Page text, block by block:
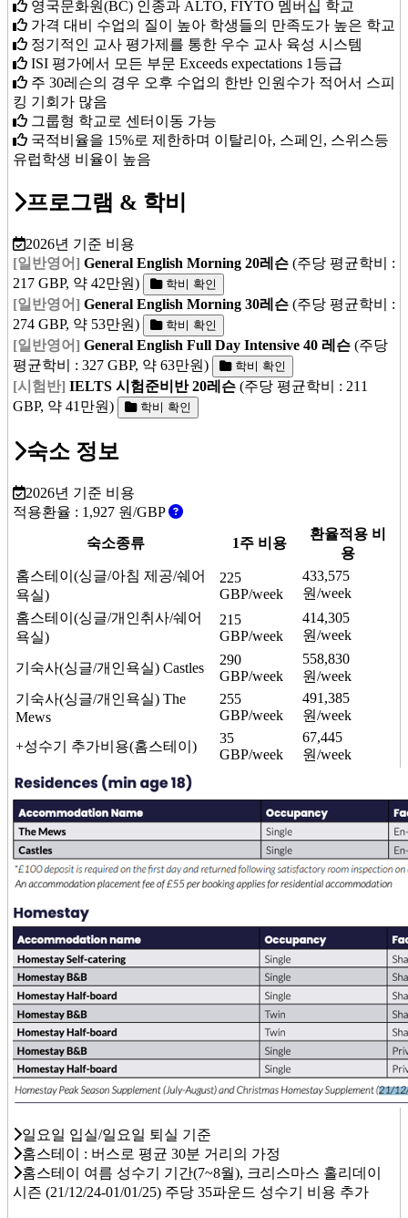
영국문화원(BC) 인종과 ALTO, FIYTO 멤버십 학교
가격 대비 수업의 질이 높아 학생들의 만족도가 높은 학교
정기적인 교사 평가제를 통한 우수 교사 육성 시스템
ISI 평가에서 모든 부문 Exceeds expectations 1등급
주 30레슨의 경우 오후 수업의 한반 인원수가 적어서 스피
킹 기회가 많음
그룹형 학교로 센터이동 가능
국적비율을 15%로 제한하며 이탈리아, 스페인, 스위스등
유럽학생 비율이 높음
프로그램 & 학비
2026년 기준 비용
[일반영어] General English Morning 20레슨 (주당 평균학비 :
217 GBP, 약 42만원)
학비 확인
[일반영어] General English Morning 30레슨 (주당 평균학비 :
274 GBP, 약 53만원)
학비 확인
[일반영어] General English Full Day Intensive 40 레슨 (주당
평균학비 : 327 GBP, 약 63만원)
학비 확인
[시험반] IELTS 시험준비반 20레슨 (주당 평균학비 : 211
GBP, 약 41만원)
학비 확인
숙소 정보
2026년 기준 비용
적용환율 : 1,927 원/GBP
숙소종류
1주 비용
환율적용 비
용
홈스테이(싱글/아침 제공/쉐어
욕실)
225
GBP/week
433,575
원/week
홈스테이(싱글/개인취사/쉐어
욕실)
215
GBP/week
414,305
원/week
기숙사(싱글/개인욕실) Castles
290
GBP/week
558,830
원/week
기숙사(싱글/개인욕실) The
Mews
255
GBP/week
491,385
원/week
+성수기 추가비용(홈스테이)
35
GBP/week
67,445
원/week
일요일 입실/일요일 퇴실 기준
홈스테이 : 버스로 평균 30분 거리의 가정
홈스테이 여름 성수기 기간(7~8월), 크리스마스 홀리데이
시즌 (21/12/24-01/01/25) 주당 35파운드 성수기 비용 추가